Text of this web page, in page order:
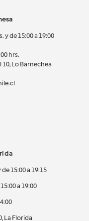
y de 15:00 a 19:00
hrs.
10, Lo Barnechea
15:00 a 19:15
a 19:00
La Florida